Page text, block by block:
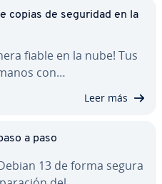
copias de seguridad en la
fiable en la nube! Tus
con…
Leer más
a paso
13 de forma segura